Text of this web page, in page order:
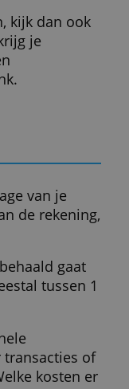
voor een
je pensioen
een boot,
wat je maar
alleen
of er inkomen
maar het